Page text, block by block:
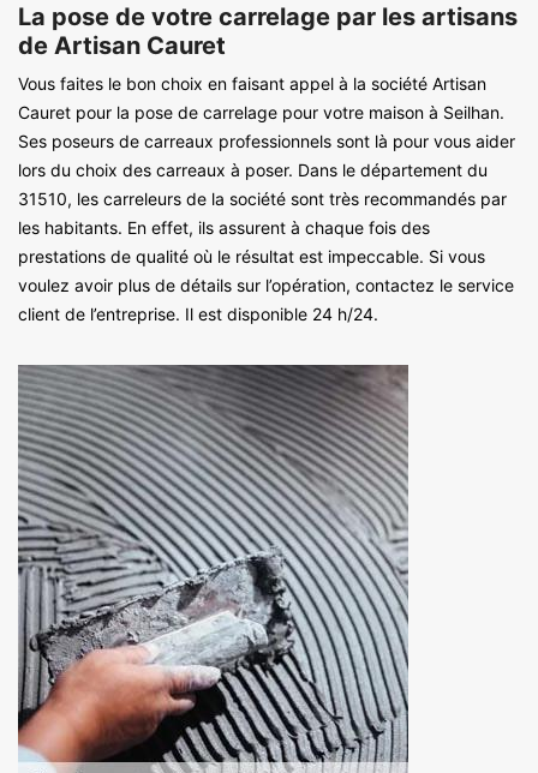
La pose de votre carrelage par les artisans
de Artisan Cauret
Vous faites le bon choix en faisant appel à la société Artisan
Cauret pour la pose de carrelage pour votre maison à Seilhan.
Ses poseurs de carreaux professionnels sont là pour vous aider
lors du choix des carreaux à poser. Dans le département du
31510, les carreleurs de la société sont très recommandés par
les habitants. En effet, ils assurent à chaque fois des
prestations de qualité où le résultat est impeccable. Si vous
voulez avoir plus de détails sur l’opération, contactez le service
client de l’entreprise. Il est disponible 24 h/24.